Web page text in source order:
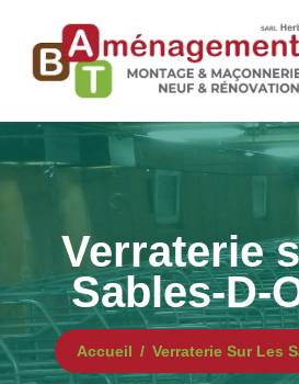
Verraterie
Sables-D-
Accueil Verraterie Sur Les